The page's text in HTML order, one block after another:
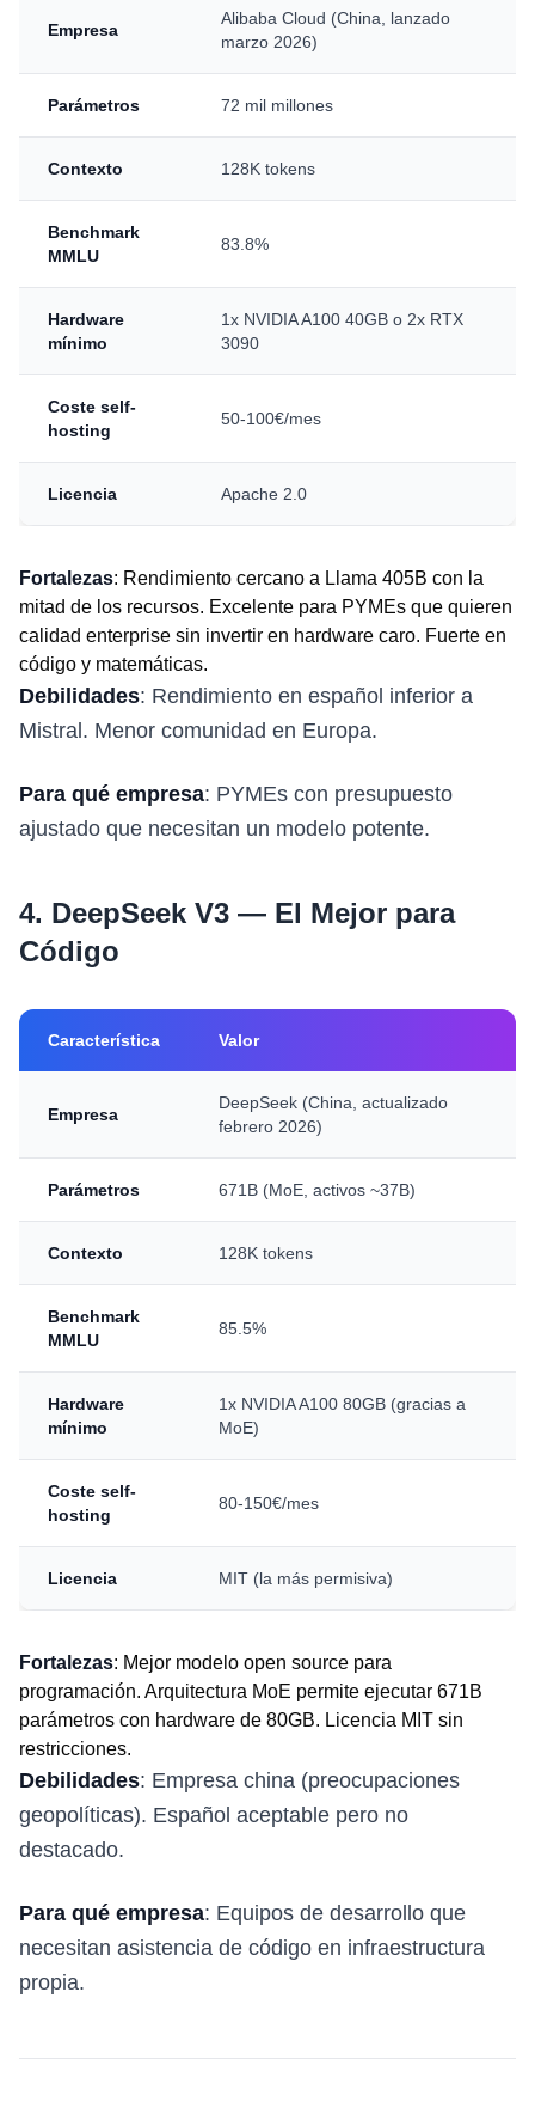
Empresa
Alibaba Cloud (China, lanzado
marzo 2026)
Parámetros 72 mil millones
Contexto 128K tokens
Benchmark
MMLU
83.8%
Hardware
mínimo
1x NVIDIA A100 40GB o 2x RTX
3090
Coste self-
hosting
50-100€/mes
Licencia Apache 2.0
Fortalezas: Rendimiento cercano a Llama 405B con la
mitad de los recursos. Excelente para PYMEs que quieren
calidad enterprise sin invertir en hardware caro. Fuerte en
código y matemáticas.
Debilidades: Rendimiento en español inferior a
Mistral. Menor comunidad en Europa.
Para qué empresa: PYMEs con presupuesto
ajustado que necesitan un modelo potente.
4. DeepSeek V3 — El Mejor para
Código
Característica Valor
Empresa
DeepSeek (China, actualizado
febrero 2026)
Parámetros 671B (MoE, activos ~37B)
Contexto 128K tokens
Benchmark
MMLU
85.5%
Hardware
mínimo
1x NVIDIA A100 80GB (gracias a
MoE)
Coste self-
hosting
80-150€/mes
Licencia MIT (la más permisiva)
Fortalezas: Mejor modelo open source para
programación. Arquitectura MoE permite ejecutar 671B
parámetros con hardware de 80GB. Licencia MIT sin
restricciones.
Debilidades: Empresa china (preocupaciones
geopolíticas). Español aceptable pero no
destacado.
Para qué empresa: Equipos de desarrollo que
necesitan asistencia de código en infraestructura
propia.